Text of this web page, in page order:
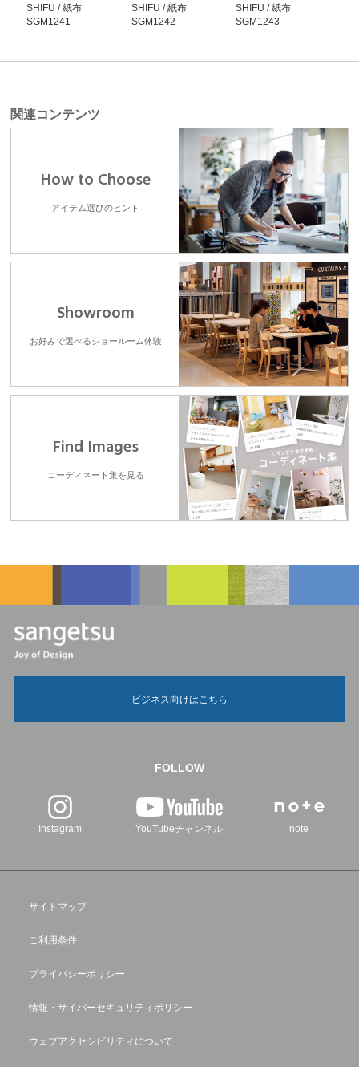
SHIFU / 紙布
SGM1241
SHIFU / 紙布
SGM1242
SHIFU / 紙布
SGM1243
関連コンテンツ
How to Choose
アイテム選びのヒント
Showroom
お好みで選べるショールーム体験
Find Images
コーディネート集を見る
ビジネス向けはこちら
FOLLOW
Instagram YouTubeチャンネル note
サイトマップ
ご利用条件
プライバシーポリシー
情報・サイバーセキュリティポリシー
ウェブアクセシビリティについて